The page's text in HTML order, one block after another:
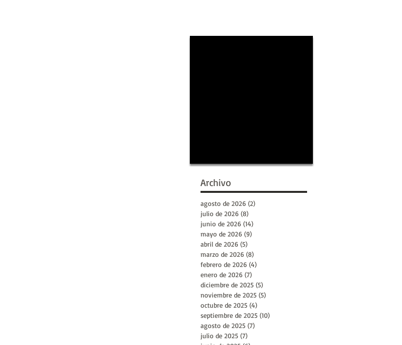
Archivo
agosto de 2026 (2)
julio de 2026 (8)
junio de 2026 (14)
mayo de 2026 (9)
abril de 2026 (5)
marzo de 2026 (8)
febrero de 2026 (4)
enero de 2026 (7)
diciembre de 2025 (5)
noviembre de 2025 (5)
octubre de 2025 (4)
septiembre de 2025 (10)
agosto de 2025 (7)
julio de 2025 (7)